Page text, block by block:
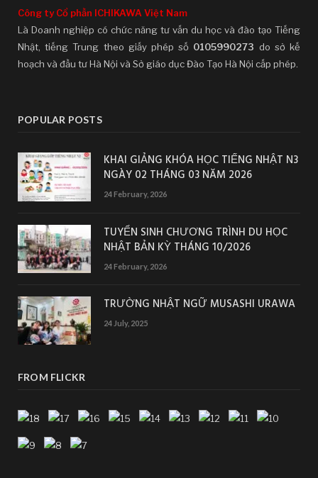
Công ty Cổ phần ICHIKAWA Việt Nam
Là Doanh nghiệp có chức năng tư vấn du học và đào tạo Tiếng
Nhật, tiếng Trung theo giấy phép số 0105990273 do sở kế
hoạch và đầu tư Hà Nội và Sở giáo dục Đào Tạo Hà Nội cấp phép.
POPULAR POSTS
KHAI GIẢNG KHÓA HỌC TIẾNG NHẬT N3
NGÀY 02 THÁNG 03 NĂM 2026
24 February, 2026
TUYỂN SINH CHƯƠNG TRÌNH DU HỌC
NHẬT BẢN KỲ THÁNG 10/2026
24 February, 2026
TRƯỜNG NHẬT NGỮ MUSASHI URAWA
24 July, 2025
FROM FLICKR